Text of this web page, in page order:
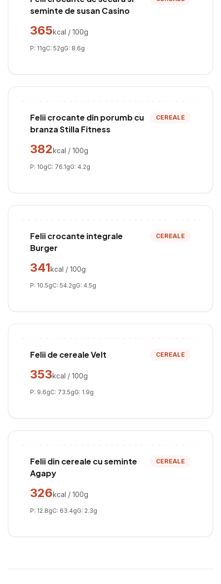
seminte de susan Casino
365kcal / 100g
P: 11gC: 52gG: 8.6g
Felii crocante din porumb cu
branza Stilla Fitness
CEREALE
382kcal / 100g
P: 10gC: 76.1gG: 4.2g
Felii crocante integrale
Burger
CEREALE
341kcal / 100g
P: 10.5gC: 54.2gG: 4.5g
Felii de cereale Velt CEREALE
353kcal / 100g
P: 9.6gC: 73.5gG: 1.9g
Felii din cereale cu seminte
Agapy
CEREALE
326kcal / 100g
P: 12.8gC: 63.4gG: 2.3g